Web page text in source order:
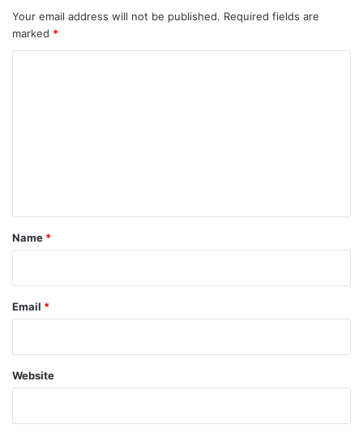
Your email address will not be published. Required fields are
marked *
*
Name *
Email *
Website